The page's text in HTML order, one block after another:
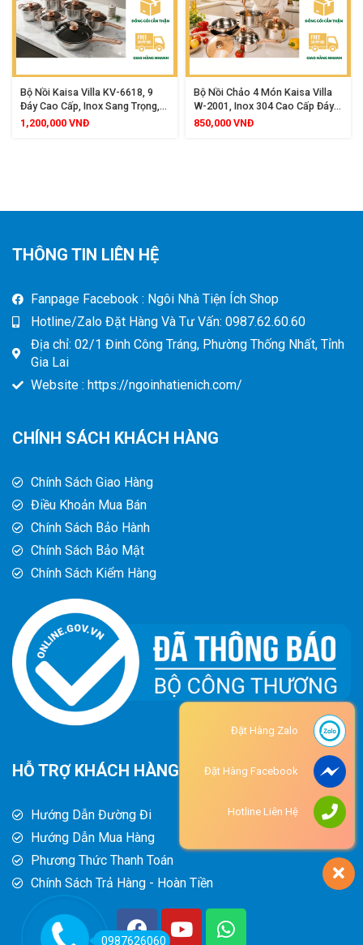
Bộ Nồi Kaisa Villa KV-6618, 9
Đáy Cao Cấp, Inox Sang Trọng,
Dùng Được Cho Mọi Loại Bếp
1,200,000 VNĐ
Bộ Nồi Chảo 4 Món Kaisa Villa
W-2001, Inox 304 Cao Cấp Đáy 5
Lớp, Dùng Cho Mọi Loại Bếp
850,000 VNĐ
THÔNG TIN LIÊN HỆ
Fanpage Facebook : Ngôi Nhà Tiện Ích Shop
Hotline/Zalo Đặt Hàng Và Tư Vấn: 0987.62.60.60
Địa chỉ: 02/1 Đinh Công Tráng, Phường Thống Nhất, Tỉnh
Gia Lai
Website : https://ngoinhatienich.com/
CHÍNH SÁCH KHÁCH HÀNG
Chính Sách Giao Hàng
Điều Khoản Mua Bán
Chính Sách Bảo Hành
Chính Sách Bảo Mật
Chính Sách Kiểm Hàng
HỖ TRỢ KHÁCH HÀNG
Hướng Dẫn Đường Đi
Hướng Dẫn Mua Hàng
Phương Thức Thanh Toán
Chính Sách Trả Hàng - Hoàn Tiền
0987626060
Đặt Hàng Zalo
Đặt Hàng Facebook
Hotline Liên Hệ